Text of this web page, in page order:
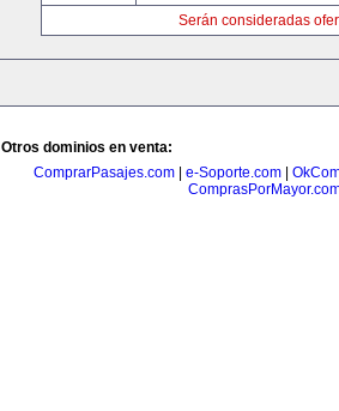
Serán consideradas
Otros dominios en venta:
ComprarPasajes.com
e-Soporte.com